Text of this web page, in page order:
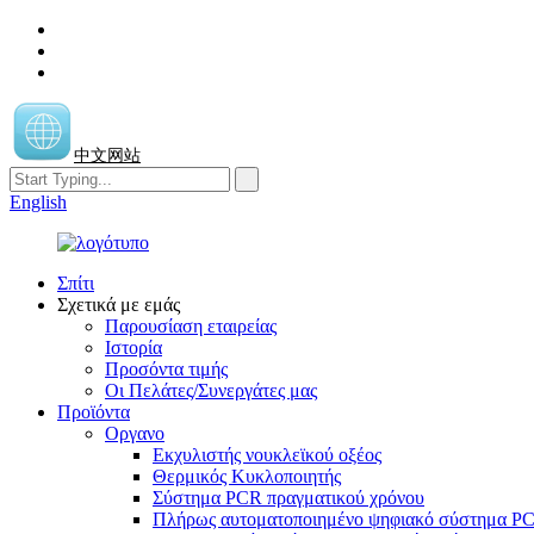
中文网站
English
Σπίτι
Σχετικά με εμάς
Παρουσίαση εταιρείας
Ιστορία
Προσόντα τιμής
Οι Πελάτες/Συνεργάτες μας
Προϊόντα
Οργανο
Εκχυλιστής νουκλεϊκού οξέος
Θερμικός Κυκλοποιητής
Σύστημα PCR πραγματικού χρόνου
Πλήρως αυτοματοποιημένο ψηφιακό σύστημα